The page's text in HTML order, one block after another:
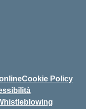
Cookie Policy